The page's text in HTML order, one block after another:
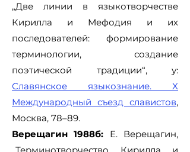
„Две линии в языкотворчестве
Кирилла и Мефодия и их
последователей: формирование
терминологии, создание
поэтической традиции“, у:
Славянское языкознание. X
Международный съезд славистов,
Москва, 78–89.
Верещагин 1988б: Е. Верещагин,